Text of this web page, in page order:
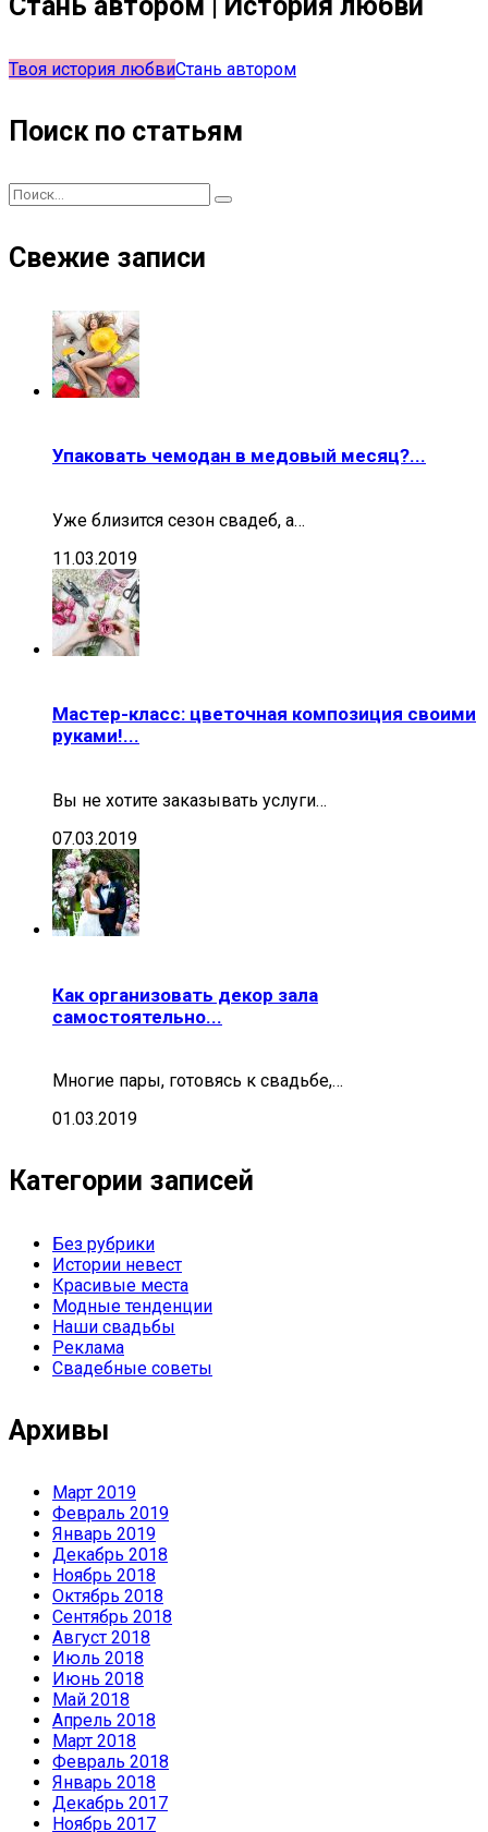
Твоя история любвиСтань автором
Поиск по статьям
Свежие записи
Упаковать чемодан в медовый месяц?...
Уже близится сезон свадеб, а…
11.03.2019
Мастер-класс: цветочная композиция своими
руками!...
Вы не хотите заказывать услуги…
07.03.2019
Как организовать декор зала
самостоятельно...
Многие пары, готовясь к свадьбе,…
01.03.2019
Категории записей
Без рубрики
Истории невест
Красивые места
Модные тенденции
Наши свадьбы
Реклама
Свадебные советы
Архивы
Март 2019
Февраль 2019
Январь 2019
Декабрь 2018
Ноябрь 2018
Октябрь 2018
Сентябрь 2018
Август 2018
Июль 2018
Июнь 2018
Май 2018
Апрель 2018
Март 2018
Февраль 2018
Январь 2018
Декабрь 2017
Ноябрь 2017